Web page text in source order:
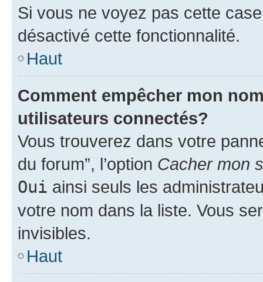
Si vous ne voyez pas cette
désactivé cette fonctionnalité.
Haut
Comment empêcher mon
utilisateurs connectés?
Vous trouverez dans votre
du forum”, l’option Cacher mon
Oui ainsi seuls les
votre nom dans la liste. Vous
invisibles.
Haut